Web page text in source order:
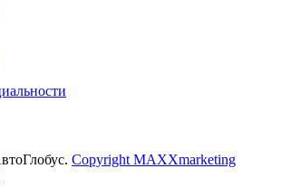
Copyright MAXXmarketing